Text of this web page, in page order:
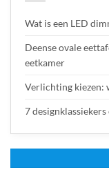
Wat is een LED
Deense ovale
eetkamer
Verlichting kiezen:
7